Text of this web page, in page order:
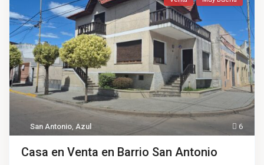
6
San Antonio,Azul
Casa en Venta en Barrio San Antonio